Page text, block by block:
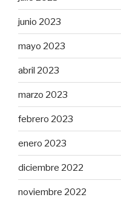
junio 2023
mayo 2023
abril 2023
marzo 2023
febrero 2023
enero 2023
diciembre 2022
noviembre 2022